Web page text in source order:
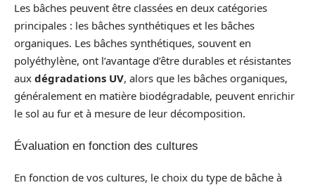
Les bâches peuvent être classées en deux catégories
principales : les bâches synthétiques et les bâches
organiques. Les bâches synthétiques, souvent en
polyéthylène, ont l’avantage d’être durables et résistantes
aux dégradations UV, alors que les bâches organiques,
généralement en matière biodégradable, peuvent enrichir
le sol au fur et à mesure de leur décomposition.
Évaluation en fonction des cultures
En fonction de vos cultures, le choix du type de bâche à